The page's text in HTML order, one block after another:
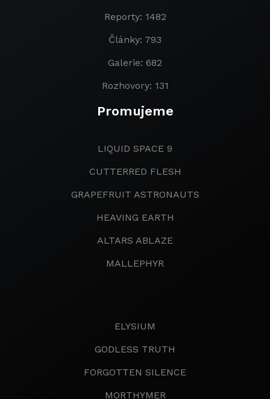
Reporty: 1482
Články: 793
Galerie: 682
Rozhovory: 131
Promujeme
LIQUID SPACE 9
CUTTERRED FLESH
GRAPEFRUIT ASTRONAUTS
HEAVING EARTH
ALTARS ABLAZE
MALLEPHYR
ELYSIUM
GODLESS TRUTH
FORGOTTEN SILENCE
MORTHYMER